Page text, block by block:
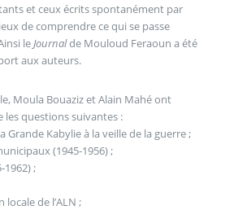
et ceux écrits spontanément par
de comprendre ce qui se passe
leJournalde Mouloud Feraoun a été
aux auteurs.
Moula Bouaziz et Alain Mahé ont
les questions suivantes :
Grande Kabylie à la veille de la guerre ;
(1945-1956) ;
1962) ;
locale de l’ALN ;